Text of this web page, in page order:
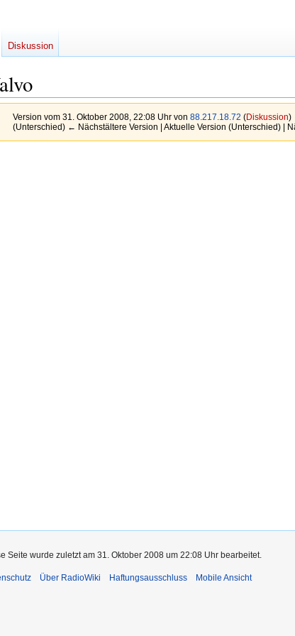
Version vom 31. Oktober 2008, 22:08 Uhr von 88.217.18.72 (Diskussion)
(Unterschied) ← Nächstältere Version | Aktuelle Version (Unterschied) |
Diskussion
Seite wurde zuletzt am 31. Oktober 2008 um 22:08 Uhr bearbeitet.
Über RadioWiki Haftungsausschluss Mobile Ansicht